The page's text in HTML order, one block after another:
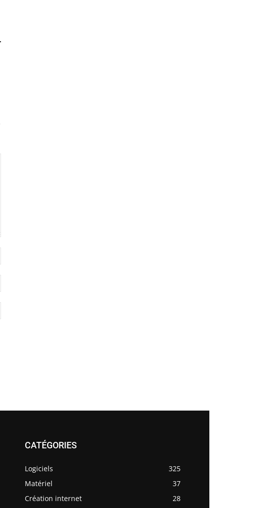
CATÉGORIES
Logiciels
325
Matériel
37
Création internet
28